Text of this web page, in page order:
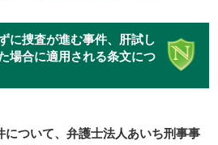
に捜査が進む事件、肝試し
場合に適用される条文につ
について、弁護士法人あいち刑事事